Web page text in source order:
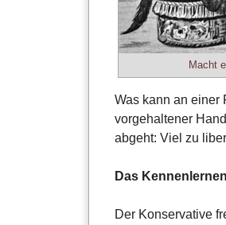
Macht
Was kann an einer
vorgehaltener
abgeht: Viel zu
Das
Der Konservative